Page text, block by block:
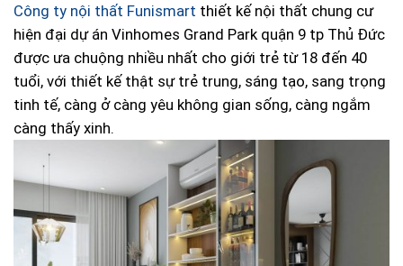
Công ty nội thất Funismart thiết kế nội thất chung cư
hiện đại dự án Vinhomes Grand Park quận 9 tp Thủ Đức
được ưa chuộng nhiều nhất cho giới trẻ từ 18 đến 40
tuổi, với thiết kế thật sự trẻ trung, sáng tạo, sang trọng
tinh tế, càng ở càng yêu không gian sống, càng ngắm
càng thấy xinh.